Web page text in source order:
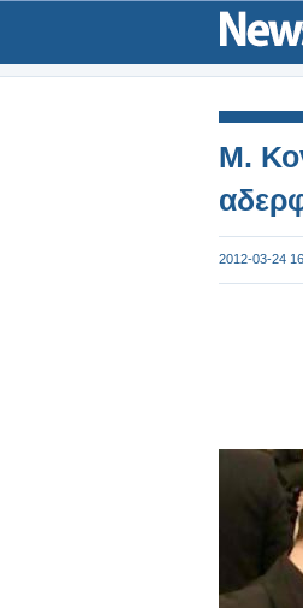
Μ.
2012-03-24